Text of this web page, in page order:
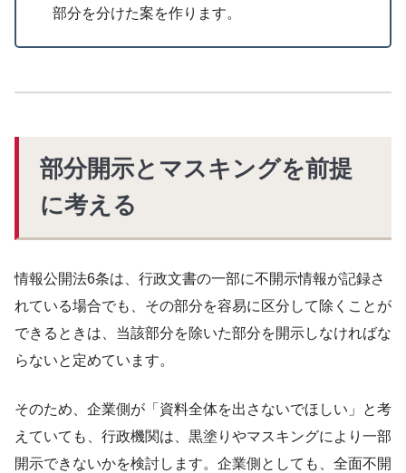
部分を分けた案を作ります。
部分開示とマスキングを前提
に考える
情報公開法6条は、行政文書の一部に不開示情報が記録さ
れている場合でも、その部分を容易に区分して除くことが
できるときは、当該部分を除いた部分を開示しなければな
らないと定めています。
そのため、企業側が「資料全体を出さないでほしい」と考
えていても、行政機関は、黒塗りやマスキングにより一部
開示できないかを検討します。企業側としても、全面不開